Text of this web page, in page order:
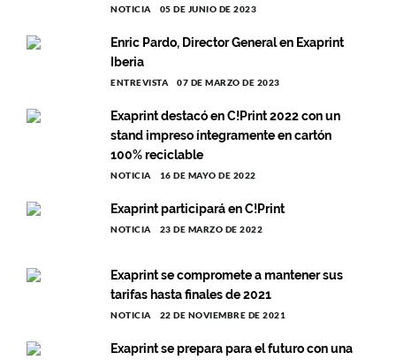
NOTICIA 05 DE JUNIO DE 2023
Enric Pardo, Director General en Exaprint
Iberia
ENTREVISTA 07 DE MARZO DE 2023
Exaprint destacó en C!Print 2022 con un
stand impreso íntegramente en cartón
100% reciclable
NOTICIA 16 DE MAYO DE 2022
Exaprint participará en C!Print
NOTICIA 23 DE MARZO DE 2022
Exaprint se compromete a mantener sus
tarifas hasta finales de 2021
NOTICIA 22 DE NOVIEMBRE DE 2021
Exaprint se prepara para el futuro con una